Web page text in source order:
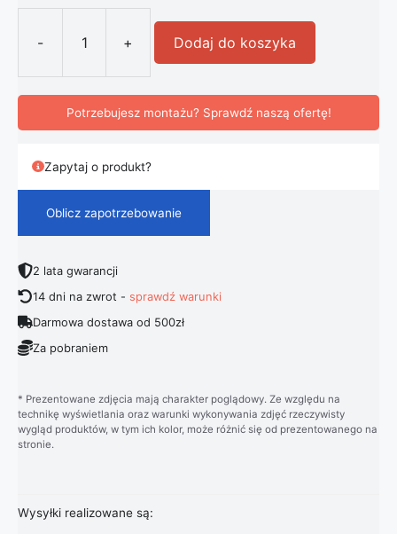
-
ilość Lampa Stołowa Tiffany
+ Dodaj do koszyka
Potrzebujesz montażu? Sprawdź naszą ofertę!
Zapytaj o produkt?
Oblicz zapotrzebowanie
2 lata gwarancji
14 dni na zwrot -sprawdź warunki
Darmowa dostawa od 500zł
Za pobraniem
* Prezentowane zdjęcia mają charakter poglądowy. Ze względu na
technikę wyświetlania oraz warunki wykonywania zdjęć rzeczywisty
wygląd produktów, w tym ich kolor, może różnić się od prezentowanego na
stronie.
Wysyłki realizowane są: